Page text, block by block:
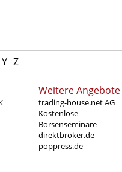
Y Z
Weitere Angebote
trading-house.net AG
Kostenlose
Börsenseminare
direktbroker.de
poppress.de